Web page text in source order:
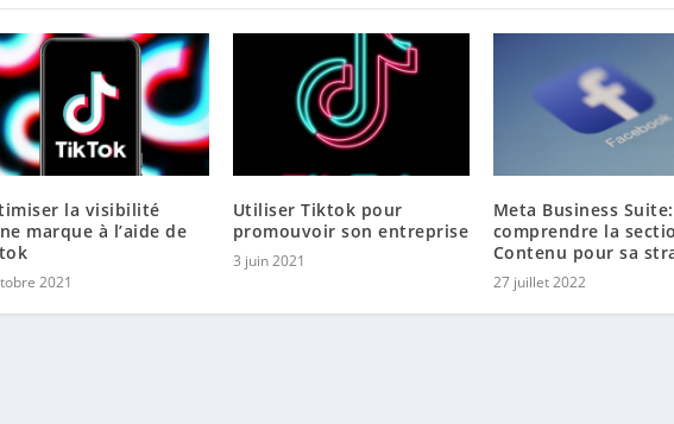
la visibilité
marque à l’aide de
2021
Utiliser Tiktok pour
promouvoir son entreprise
3 juin 2021
Meta Business Suite:
comprendre la
Contenu pour sa
27 juillet 2022